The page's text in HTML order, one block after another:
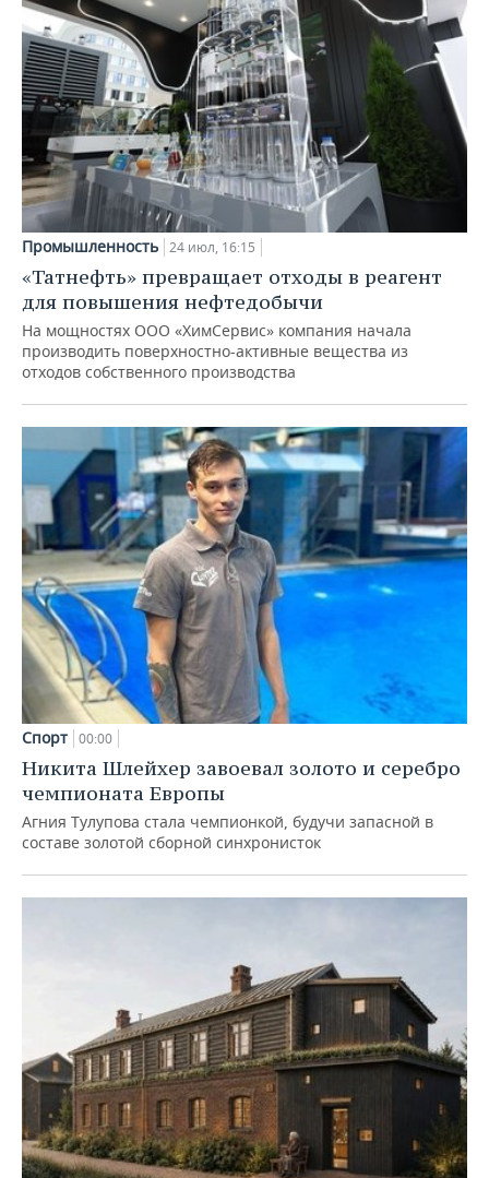
Промышленность 24 июл, 16:15
«Татнефть» превращает отходы в реагент
для повышения нефтедобычи
На мощностях ООО «ХимСервис» компания начала
производить поверхностно-активные вещества из
отходов собственного производства
Спорт 00:00
Никита Шлейхер завоевал золото и серебро
чемпионата Европы
Агния Тулупова стала чемпионкой, будучи запасной в
составе золотой сборной синхронисток